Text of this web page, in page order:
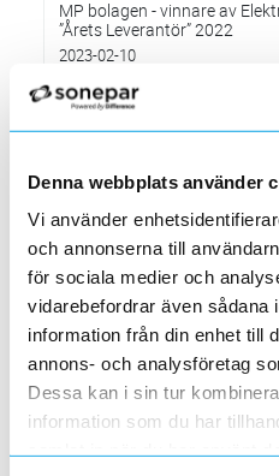
Denna webbplats använder
Vi använder
och annonserna till
för sociala medier och
vidarebefordrar även sådana
information från din enhet till
annons- och analysföretag
Dessa kan i sin tur
information som du har
samlat in när du har använt
MP bolagen - vinnare av
”Årets Leverantör” 2022
2023-02-10
Systemunderhåll som
2023-01-29
Elektroskandia – ny Officiell
fotbollsturnering för
2023-01-20
Förändringar på Kassasidan
2023-01-10
Förändrade priser 2023-01-
2022-11-30
Elektroskandia Täby flyttar
till nya lokaler i Arninge.